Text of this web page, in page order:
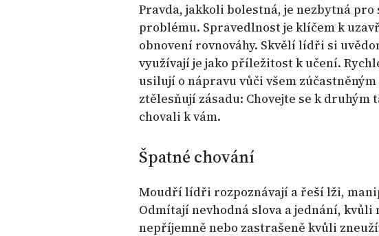
Pravda, jakkoli bolestná, je nezbytná pro
problému. Spravedlnost je klíčem k
obnovení rovnováhy. Skvělí lídři si
využívají je jako příležitost k učení.
usilují o nápravu vůči všem
ztělesňují zásadu: Chovejte se k druhým
chovali k vám.
Špatné chování
Moudří lídři rozpoznávají a řeší lži,
Odmítají nevhodná slova a jednání,
nepříjemně nebo zastrašeně kvůli